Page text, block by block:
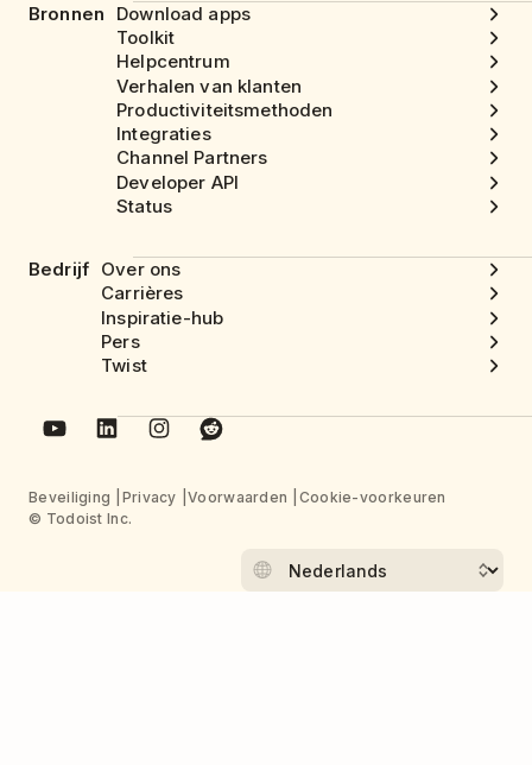
Bronnen
Download apps
Toolkit
Helpcentrum
Verhalen van klanten
Productiviteitsmethoden
Integraties
Channel Partners
Developer API
Status
Bedrijf Over ons
Carrières
Inspiratie-hub
Pers
Twist
Beveiliging Privacy Voorwaarden
Cookie-voorkeuren
© Todoist Inc.